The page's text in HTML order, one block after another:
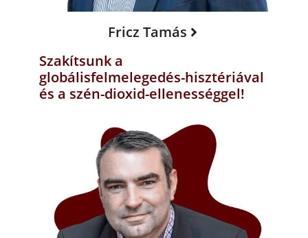
Fricz Tamás
Szakítsunk a
globálisfelmelegedés-hisztériával
és a szén-dioxid-ellenességgel!